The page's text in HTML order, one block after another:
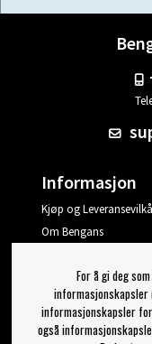
Informasjon
Kjøp og
Om Bengans
Jeg
For å gi deg
informasjonskapsler
informasjonskapsler
også